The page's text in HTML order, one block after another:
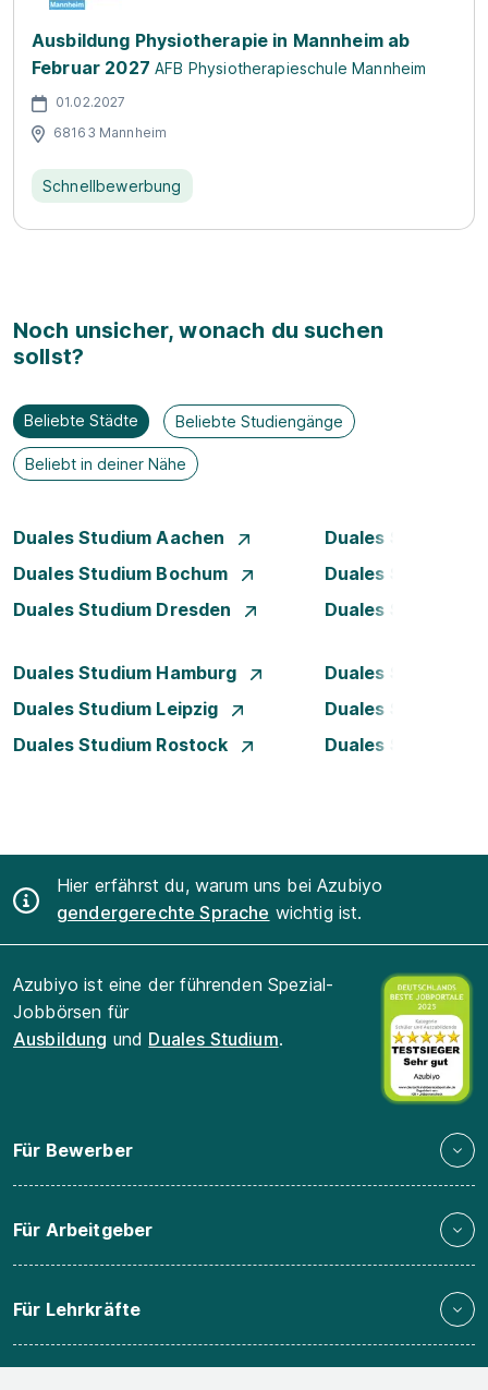
Ausbildung Physiotherapie in Mannheim ab
Februar 2027 AFB Physiotherapieschule Mannheim
01.02.2027
68163 Mannheim
Schnellbewerbung
Noch unsicher, wonach du suchen
sollst?
Beliebte Städte Beliebte Studiengänge
Beliebt in deiner Nähe
Duales Studium Aachen
Duales Studium
Duales Studium Bochum
Duales Studium
Duales Studium Dresden
Duales Studium
Duales Studium Hamburg
Duales Studium
Duales Studium Leipzig
Duales Studium
Duales Studium Rostock
Duales Studium
Hier erfährst du, warum uns bei Azubiyo
gendergerechte Sprache wichtig ist.
Azubiyo ist eine der führenden Spezial-
Jobbörsen für
Ausbildung und Duales Studium.
Für Bewerber
Für Arbeitgeber
Für Lehrkräfte